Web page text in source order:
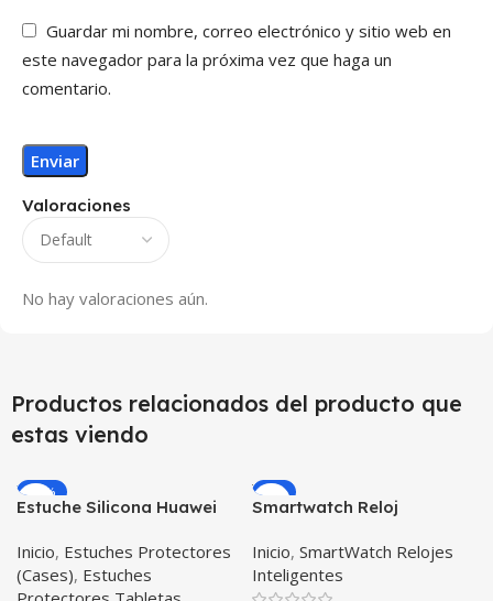
Valoraciones
No hay valoraciones aún.
Guardar mi nombre, correo electrónico y sitio web en
este navegador para la próxima vez que haga un
comentario.
Productos relacionados del producto que
estas viendo
-12%
Estuche Silicona Huawei
Inicio, Estuches Protectores
(Cases), Estuches
-9%
Smartwatch Reloj
WATCH BLACK™ (PK W34
Iwo 10 12) Compatible
Inicio, SmartWatch Relojes
Inteligentes